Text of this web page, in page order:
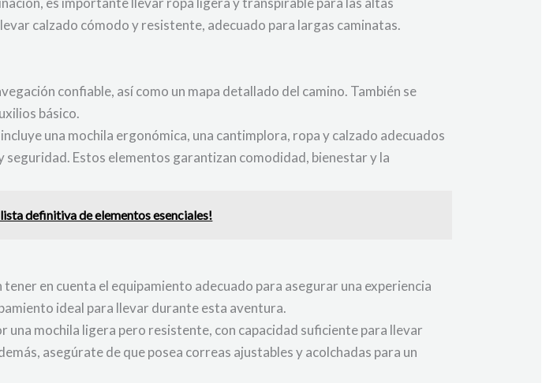
calzado cómodo y resistente, adecuado para largas caminatas.
confiable, así como un mapa detallado del camino. También se
básico.
una mochila ergonómica, una cantimplora, ropa y calzado adecuados
Estos elementos garantizan comodidad, bienestar y la
definitiva de elementos esenciales!
en cuenta el equipamiento adecuado para asegurar una experiencia
ideal para llevar durante esta aventura.
mochila ligera pero resistente, con capacidad suficiente para llevar
asegúrate de que posea correas ajustables y acolchadas para un